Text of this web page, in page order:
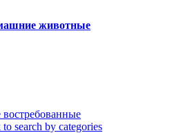
животные
search by categories